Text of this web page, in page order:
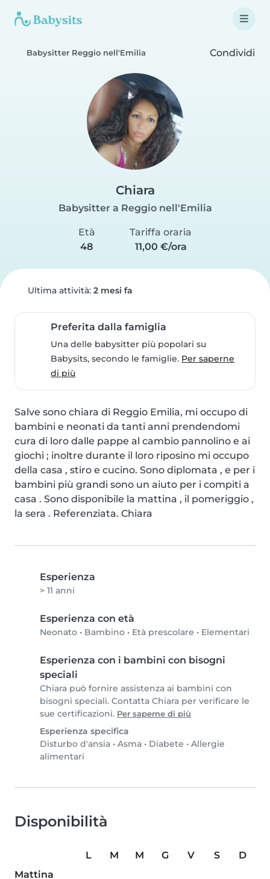
Babysitter Reggio nell'Emilia Condividi
Chiara
Babysitter a Reggio nell'Emilia
Età
48
Tariffa oraria
11,00 €/ora
Ultima attività: 2 mesi fa
Preferita dalla famiglia
Una delle babysitter più popolari su
Babysits, secondo le famiglie. Per saperne
di più
Salve sono chiara di Reggio Emilia, mi occupo di
bambini e neonati da tanti anni prendendomi
cura di loro dalle pappe al cambio pannolino e ai
giochi ; inoltre durante il loro riposino mi occupo
della casa , stiro e cucino. Sono diplomata , e per i
bambini più grandi sono un aiuto per i compiti a
casa . Sono disponibile la mattina , il pomeriggio ,
la sera . Referenziata. Chiara
Esperienza
> 11 anni
Esperienza con età
Neonato • Bambino • Età prescolare • Elementari
Esperienza con i bambini con bisogni
speciali
Chiara può fornire assistenza ai bambini con
bisogni speciali. Contatta Chiara per verificare le
sue certificazioni. Per saperne di più
Esperienza specifica
Disturbo d'ansia • Asma • Diabete • Allergie
alimentari
Disponibilità
L M M G V S
D
Mattina